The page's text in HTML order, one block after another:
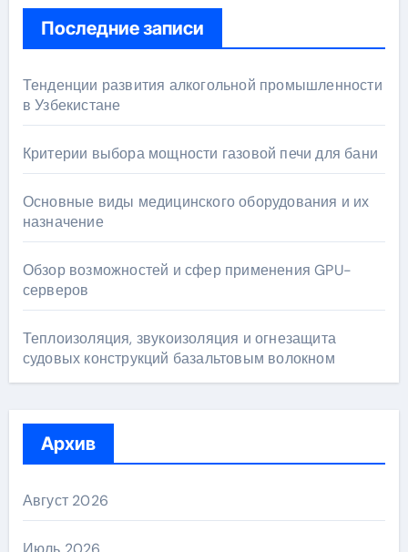
Последние записи
Тенденции развития алкогольной промышленности
в Узбекистане
Критерии выбора мощности газовой печи для бани
Основные виды медицинского оборудования и их
назначение
Обзор возможностей и сфер применения GPU-
серверов
Теплоизоляция, звукоизоляция и огнезащита
судовых конструкций базальтовым волокном
Архив
Август 2026